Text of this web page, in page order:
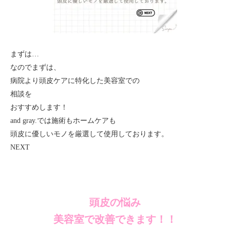
まずは…
なのでまずは、
病院より頭皮ケアに特化した美容室での
相談を
おすすめします！
and gray.では施術もホームケアも
頭皮に優しいモノを厳選して使用しております。
NEXT
頭皮の悩み
美容室で改善できます！！